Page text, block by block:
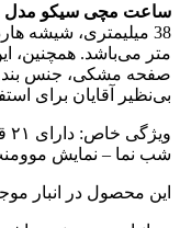
ساعت مچی سیکو مدل SNKL45K1
متر می‌باشد. همچنین،
صفحه مشکی، جنس بند
بی‌نظیر آقایان برای
شب نما – نمایش
این محصول در انبار